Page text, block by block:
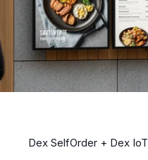
Dex SelfOrder + Dex IoT